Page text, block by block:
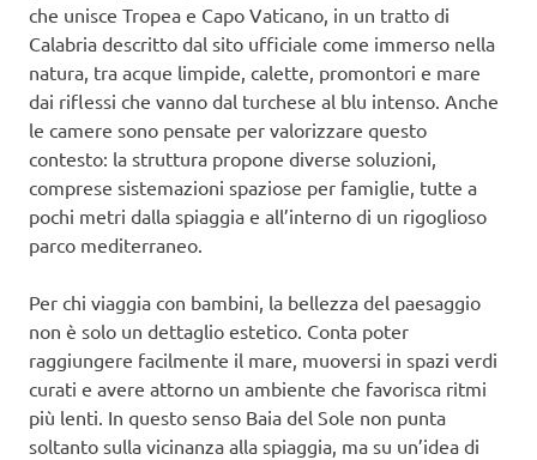
che unisce Tropea e Capo Vaticano, in un tratto di
Calabria descritto dal sito ufficiale come immerso nella
natura, tra acque limpide, calette, promontori e mare
dai riflessi che vanno dal turchese al blu intenso. Anche
le camere sono pensate per valorizzare questo
contesto: la struttura propone diverse soluzioni,
comprese sistemazioni spaziose per famiglie, tutte a
pochi metri dalla spiaggia e all’interno di un rigoglioso
parco mediterraneo.
Per chi viaggia con bambini, la bellezza del paesaggio
non è solo un dettaglio estetico. Conta poter
raggiungere facilmente il mare, muoversi in spazi verdi
curati e avere attorno un ambiente che favorisca ritmi
più lenti. In questo senso Baia del Sole non punta
soltanto sulla vicinanza alla spiaggia, ma su un’idea di